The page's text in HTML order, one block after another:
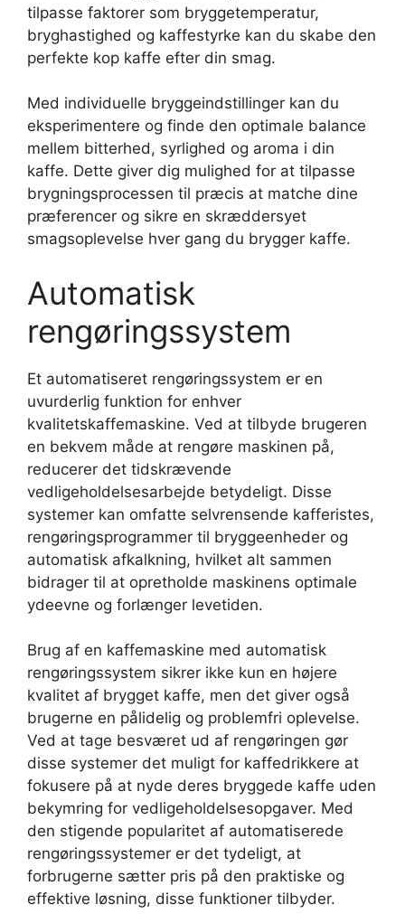
tilpasse faktorer som bryggetemperatur,
bryghastighed og kaffestyrke kan du skabe den
perfekte kop kaffe efter din smag.
Med individuelle bryggeindstillinger kan du
eksperimentere og finde den optimale balance
mellem bitterhed, syrlighed og aroma i din
kaffe. Dette giver dig mulighed for at tilpasse
brygningsprocessen til præcis at matche dine
præferencer og sikre en skræddersyet
smagsoplevelse hver gang du brygger kaffe.
Automatisk
rengøringssystem
Et automatiseret rengøringssystem er en
uvurderlig funktion for enhver
kvalitetskaffemaskine. Ved at tilbyde brugeren
en bekvem måde at rengøre maskinen på,
reducerer det tidskrævende
vedligeholdelsesarbejde betydeligt. Disse
systemer kan omfatte selvrensende kafferistes,
rengøringsprogrammer til bryggeenheder og
automatisk afkalkning, hvilket alt sammen
bidrager til at opretholde maskinens optimale
ydeevne og forlænger levetiden.
Brug af en kaffemaskine med automatisk
rengøringssystem sikrer ikke kun en højere
kvalitet af brygget kaffe, men det giver også
brugerne en pålidelig og problemfri oplevelse.
Ved at tage besværet ud af rengøringen gør
disse systemer det muligt for kaffedrikkere at
fokusere på at nyde deres bryggede kaffe uden
bekymring for vedligeholdelsesopgaver. Med
den stigende popularitet af automatiserede
rengøringssystemer er det tydeligt, at
forbrugerne sætter pris på den praktiske og
effektive løsning, disse funktioner tilbyder.